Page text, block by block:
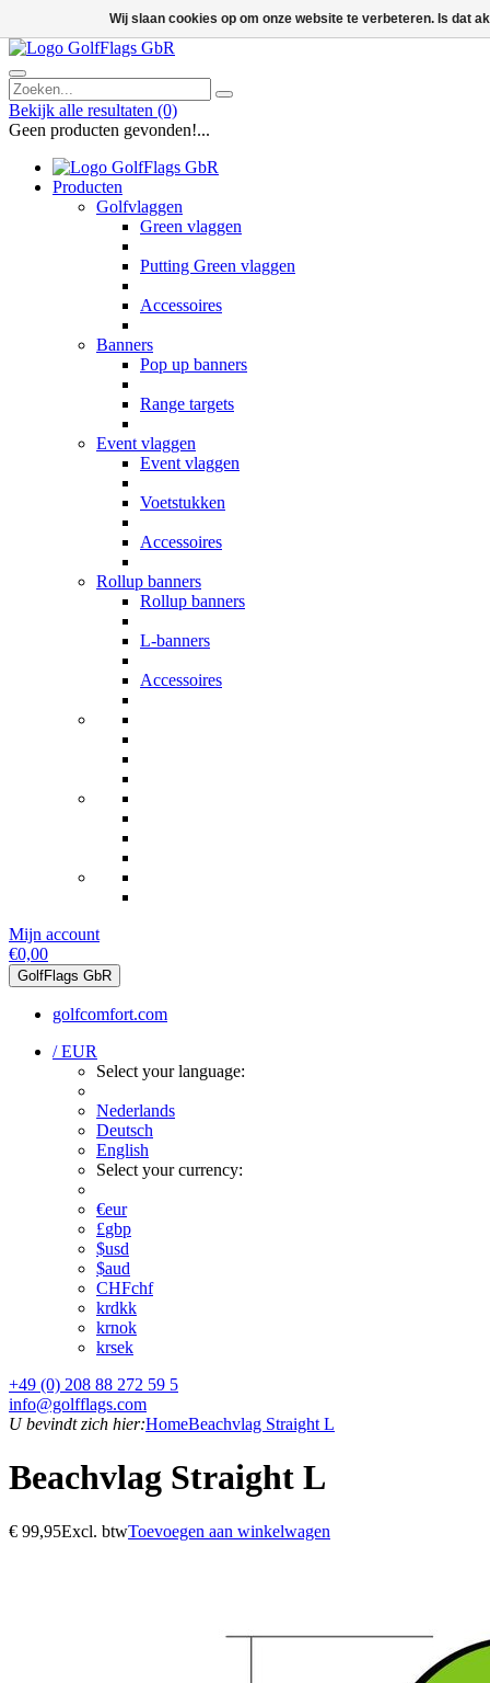
Bekijk alle resultaten (0)
Geen producten gevonden!...
Producten
Golfvlaggen
Green vlaggen
Putting Green vlaggen
Accessoires
Banners
Pop up banners
Range targets
Event vlaggen
Event vlaggen
Voetstukken
Accessoires
Rollup banners
Rollup banners
L-banners
Accessoires
Mijn account
€0,00
GolfFlags GbR
golfcomfort.com
/ EUR
Select your language:
Nederlands
Deutsch
English
Select your currency:
€eur
£gbp
$usd
$aud
CHFchf
krdkk
krnok
krsek
+49 (0) 208 88 272 59 5
info@golfflags.com
U bevindt zich hier:HomeBeachvlag Straight L
Beachvlag Straight L
€ 99,95Excl. btwToevoegen aan winkelwagen
Wij slaan cookies op om onze website te verbeteren. Is dat